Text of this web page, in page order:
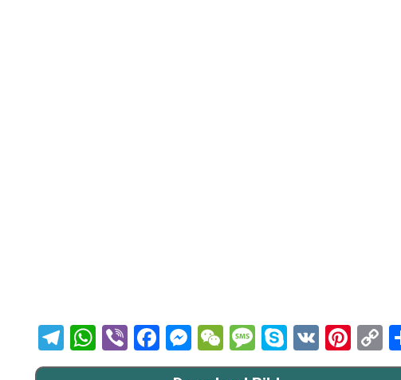
Telegram
WhatsApp
ViberFacebook
Messenger
WeChat
Message
Skype
VK